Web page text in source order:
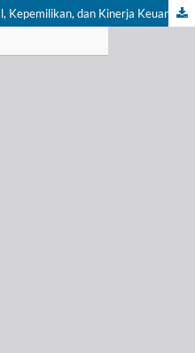
Analisis Pengaruh Struktur Modal, Kepemilikan, dan Kinerja Keuangan Terhadap Nilai Perusahaan Manufaktur di Wilayah Daerah Khusus Jakarta